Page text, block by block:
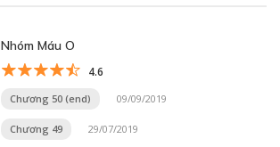
Nhóm Máu O
4.6
Chương 50 (end) 09/09/2019
Chương 49 29/07/2019